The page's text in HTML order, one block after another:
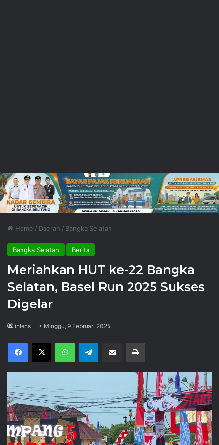
Home / Daerah / Bangka Selatan
Bangka Selatan Berita
Meriahkan HUT ke-22 Bangka
Selatan, Basel Run 2025 Sukses
Digelar
inlens Minggu, 9 Februari 2025
Facebook
X WhatsAppTelegram Share via Email Print